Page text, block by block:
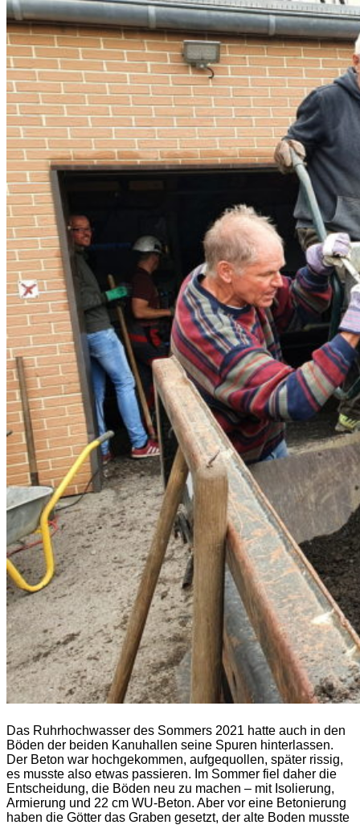
Das Ruhrhochwasser des Sommers 2021 hatte auch in den
Böden der beiden Kanuhallen seine Spuren hinterlassen.
Der Beton war hochgekommen, aufgequollen, später rissig,
es musste also etwas passieren. Im Sommer fiel daher die
Entscheidung, die Böden neu zu machen – mit Isolierung,
Armierung und 22 cm WU-Beton. Aber vor eine Betonierung
haben die Götter das Graben gesetzt, der alte Boden musste